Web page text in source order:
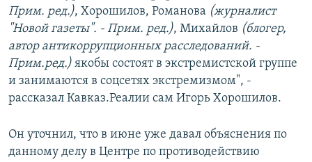
Прим. ред.), Хорошилов, Романова (журналист
"Новой газеты". - Прим. ред.), Михайлов (блогер,
автор антикоррупционных расследований. -
Прим.ред.) якобы состоят в экстремистской группе
и занимаются в соцсетях экстремизмом", -
рассказал Кавказ.Реалии сам Игорь Хорошилов.
Он уточнил, что в июне уже давал объяснения по
данному делу в Центре по противодействию